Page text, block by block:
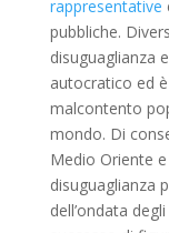
rappresentative
pubbliche.
disuguaglianza
autocratico ed
malcontento
mondo. Di
Medio Oriente
disuguaglianza
dell’ondata